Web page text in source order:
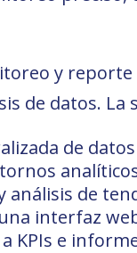
y reporte
de datos. La
de datos
análisis de
interfaz
KPIs e